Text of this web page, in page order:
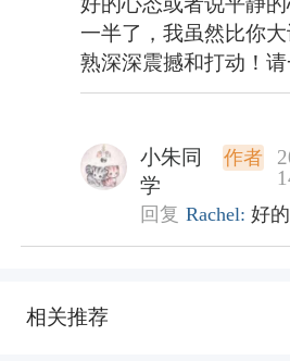
一半了，我虽然比你
熟深深震撼和打动！
小朱同
学
作者
回复 Rachel: 好
相关推荐